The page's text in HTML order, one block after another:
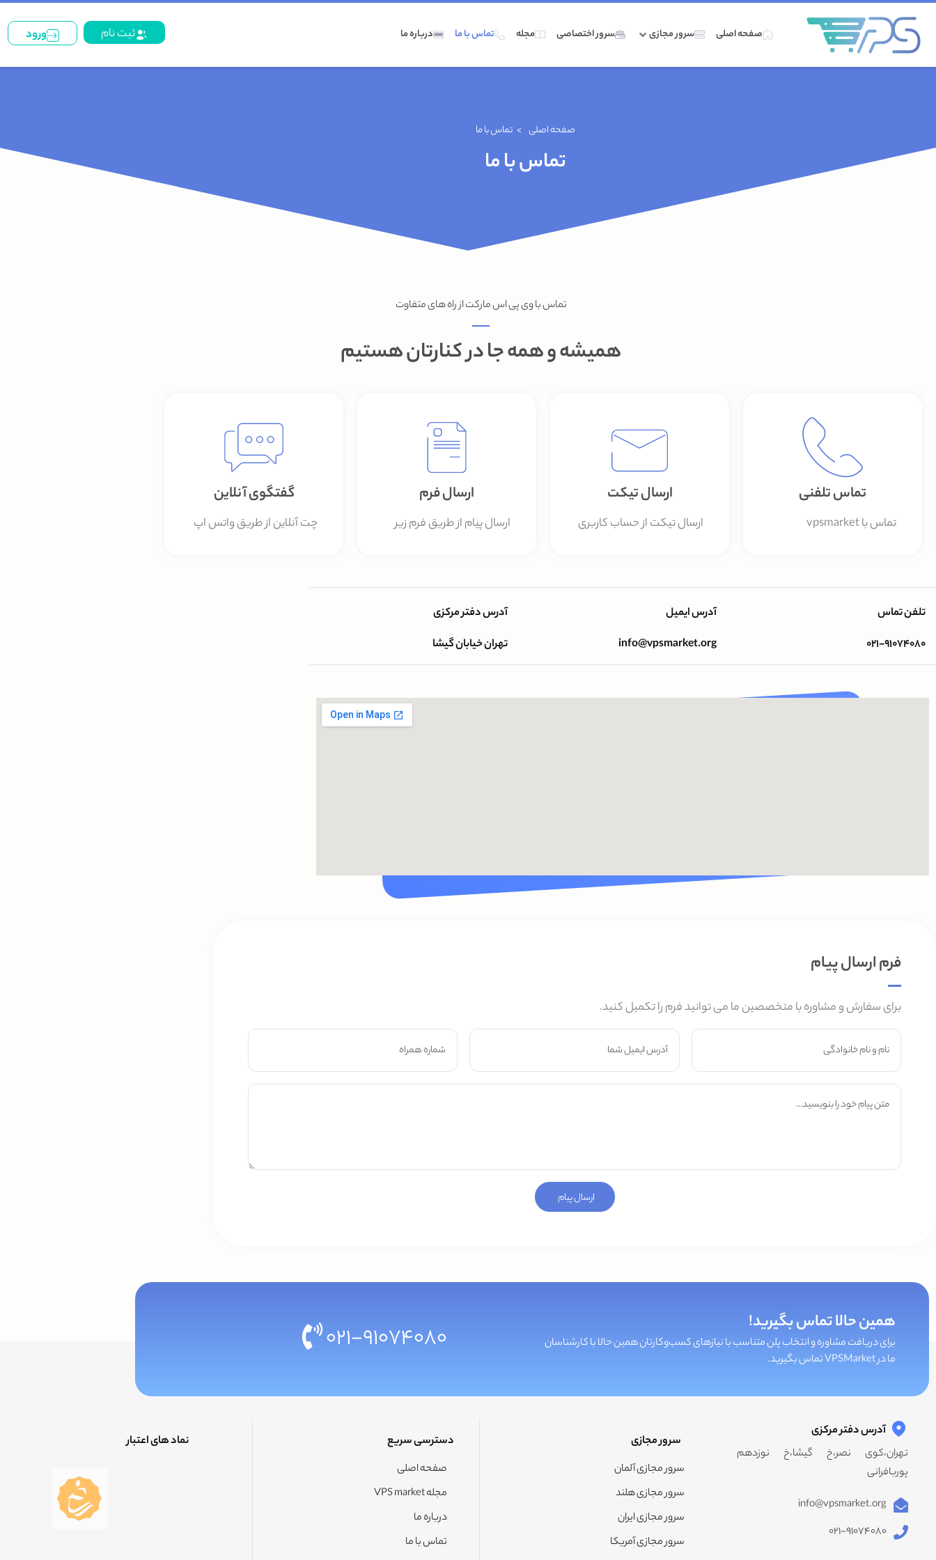
صفحه اصلی سرور مجازی سرور اختصاصی مجله تماس با ما درباره ما ثبت نام ورود
صفحه اصلی > تماس با ما
تماس با ما
تماس با وی پی اس مارکت از راه های متفاوت
همیشه و همه جا در کنارتان هستیم
تماس تلفنی
تماس با vpsmarket
ارسال تیکت
ارسال تیکت از حساب کاربری
ارسال فرم
ارسال پیام از طریق فرم زیر
گفتگوی آنلاین
چت آنلاین از طریق واتس اپ
تلفن تماس
۰۲۱-۹۱۰۷۴۰۸۰
آدرس ایمیل
info@vpsmarket.org
آدرس دفتر مرکزی
تهران خیابان گیشا
فرم ارسال پیام
برای سفارش و مشاوره با متخصصین ما می توانید فرم را تکمیل کنید.
ارسال پیام
همین حالا تماس بگیرید!
برای دریافت مشاوره و انتخاب پلن متناسب با نیازهای کسب‌و‌کارتان همین حالا با کارشناسان
ما در VPSMarket تماس بگیرید.
۰۲۱-۹۱۰۷۴۰۸۰
آدرس دفتر مرکزی
تهران،کوی نصر،خ گیشا،خ نوزدهم
پوربافرانی
info@vpsmarket.org
۰۲۱-۹۱۰۷۴۰۸۰
سرور مجازی
سرور مجازی آلمان
سرور مجازی هلند
سرور مجازی ایران
سرور مجازی آمریکا
دسترسی سریع
صفحه اصلی
مجله VPS market
درباره ما
تماس با ما
نماد های اعتبار